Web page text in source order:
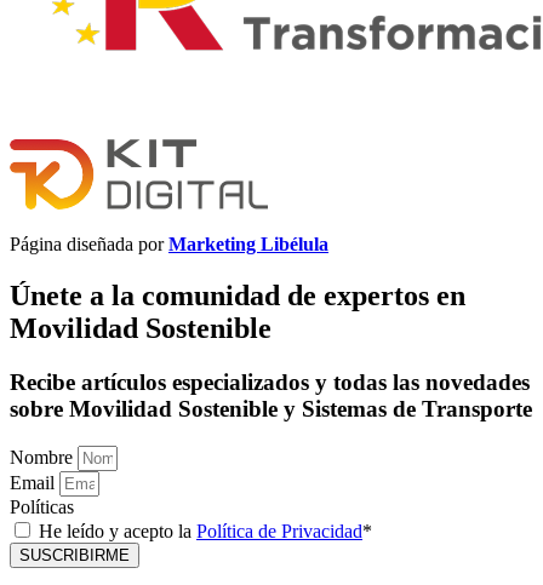
Página diseñada porMarketing Libélula
Únete a la comunidad de expertos en
Movilidad Sostenible
Recibe artículos especializados y todas las novedades
sobre Movilidad Sostenible y Sistemas de Transporte
Nombre
Email
Políticas
He leído y acepto la Política de Privacidad*
SUSCRIBIRME